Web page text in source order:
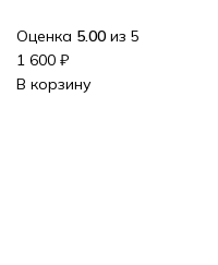
Оценка 5.00 из 5
1 600 ₽
В корзину